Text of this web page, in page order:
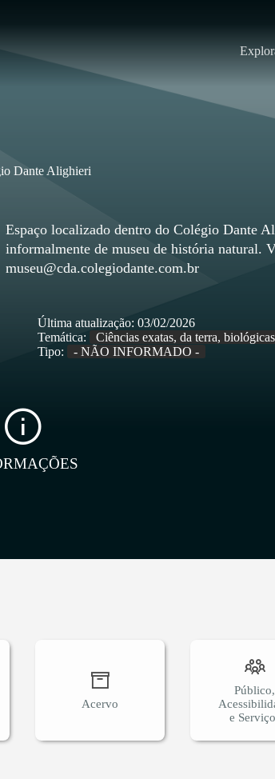
Dante Alighieri
Espaço localizado dentro do Colégio Dante
informalmente de museu de história natural.
museu@cda.colegiodante.com.br
Última atualização: 03/02/2026
Temática:
Ciências exatas, da terra,
Tipo:
- NÃO INFORMADO -
Acervo
Público,
e